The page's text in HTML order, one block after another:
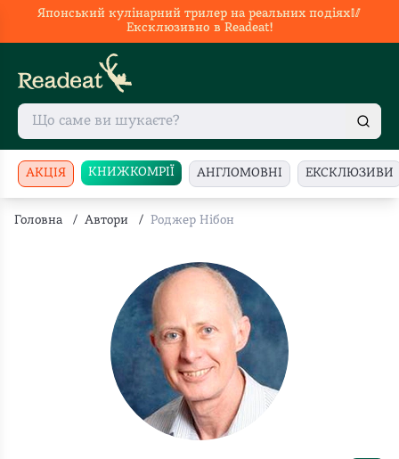
Японський кулінарний трилер на реальних подіях🥢
Ексклюзивно в Readeat!
АКЦІЯ КНИЖКОМРІЇ АНГЛОМОВНІ ЕКСКЛЮЗИВИ
Головна / Автори / Роджер Нібон